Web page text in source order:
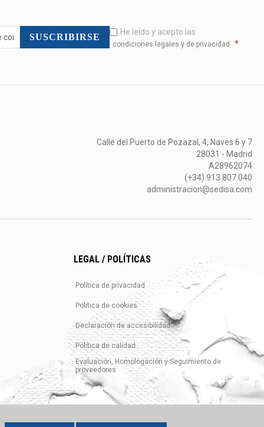
SUSCRIBIRSE He leido y acepto las
condiciones legales y de privacidad *
Calle del Puerto de Pozazal, 4, Naves 6 y 7
28031 - Madrid
A28962074
(+34) 913 807 040
administracion@sedisa.com
LEGAL / POLÍTICAS
Política de privacidad
Política de cookies
Declaración de accesibilidad
Política de calidad
Evaluación, Homologación y Seguimiento de
proveedores